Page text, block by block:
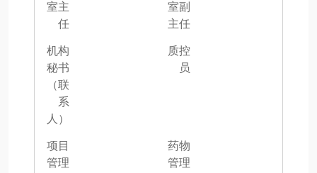
室主
任
室副
主任
机构
秘书
（联
系
人）
质控
员
项目
管理
药物
管理